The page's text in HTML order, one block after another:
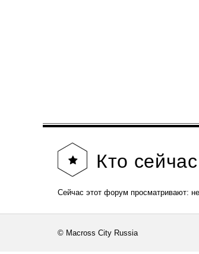
Кто
Сейчас этот форум просматривают:
© Macross City Russia